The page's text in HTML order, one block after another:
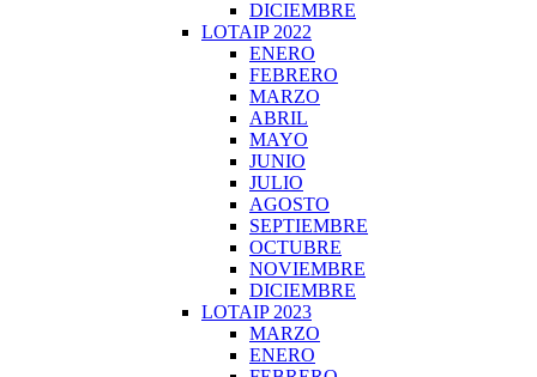
DICIEMBRE
LOTAIP 2022
ENERO
FEBRERO
MARZO
ABRIL
MAYO
JUNIO
JULIO
AGOSTO
SEPTIEMBRE
OCTUBRE
NOVIEMBRE
DICIEMBRE
LOTAIP 2023
MARZO
ENERO